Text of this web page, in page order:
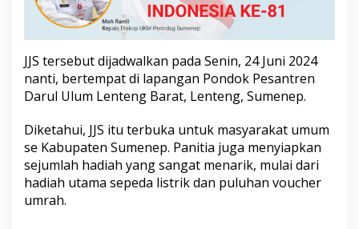
r
i
k
d
a
n
V
u
c
h
e
r
JJS tersebut dijadwalkan pada Senin, 24 Juni 2024
nanti, bertempat di lapangan Pondok Pesantren
Darul Ulum Lenteng Barat, Lenteng, Sumenep.
Diketahui, JJS itu terbuka untuk masyarakat umum
se Kabupaten Sumenep. Panitia juga menyiapkan
sejumlah hadiah yang sangat menarik, mulai dari
hadiah utama sepeda listrik dan puluhan voucher
umrah.